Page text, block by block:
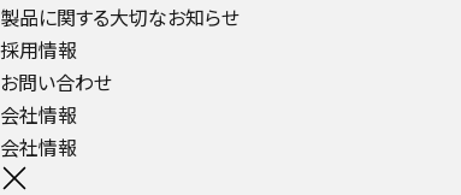
製品に関する大切なお知らせ
採用情報
お問い合わせ
会社情報
会社情報